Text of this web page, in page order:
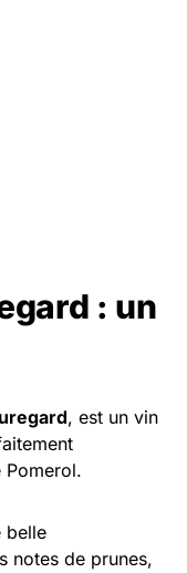
: un
, est un vin
Pomerol.
belle
notes de prunes,